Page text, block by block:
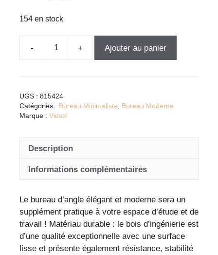
154 en stock
quantité
Bureau
moderne
en
avec
pratiques
Ajouter au panier
UGS : 815424
Catégories : Bureau Minimaliste, Bureau Moderne
Marque : Vidaxl
Description
Informations complémentaires
Le bureau d’angle élégant et moderne sera un
supplément pratique à votre espace d’étude et de
travail ! Matériau durable : le bois d’ingénierie est
d’une qualité exceptionnelle avec une surface
lisse et présente également résistance, stabilité